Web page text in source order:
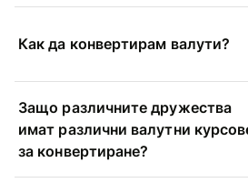
Как да конвертирам валути?
Защо различните дружества
имат различни валутни
за конвертиране?